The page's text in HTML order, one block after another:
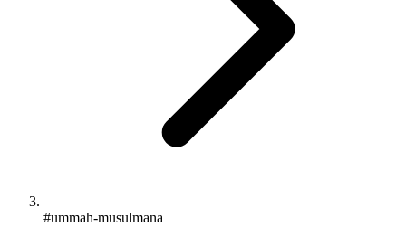
#ummah-musulmana